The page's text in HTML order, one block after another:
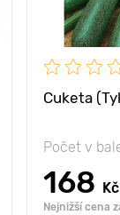
Cuketa
Počet v
168 Kč
Nejnižší cena